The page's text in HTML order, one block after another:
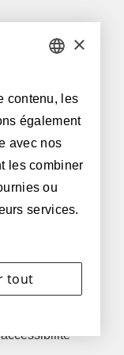
FRENCH
ENGLISH
GERMAN
FINNISH
×
contenu, les
également
avec nos
les combiner
ou
services.
tout